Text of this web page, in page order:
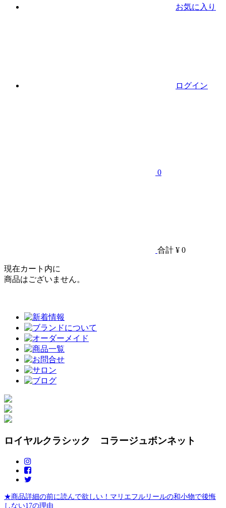
お気に入り
ログイン
0
合計 ¥ 0
現在カート内に
商品はございません。
ロイヤルクラシック コラージュボンネット
★商品詳細の前に読んで欲しい！マリエフルリールの和小物で後悔
しない17の理由